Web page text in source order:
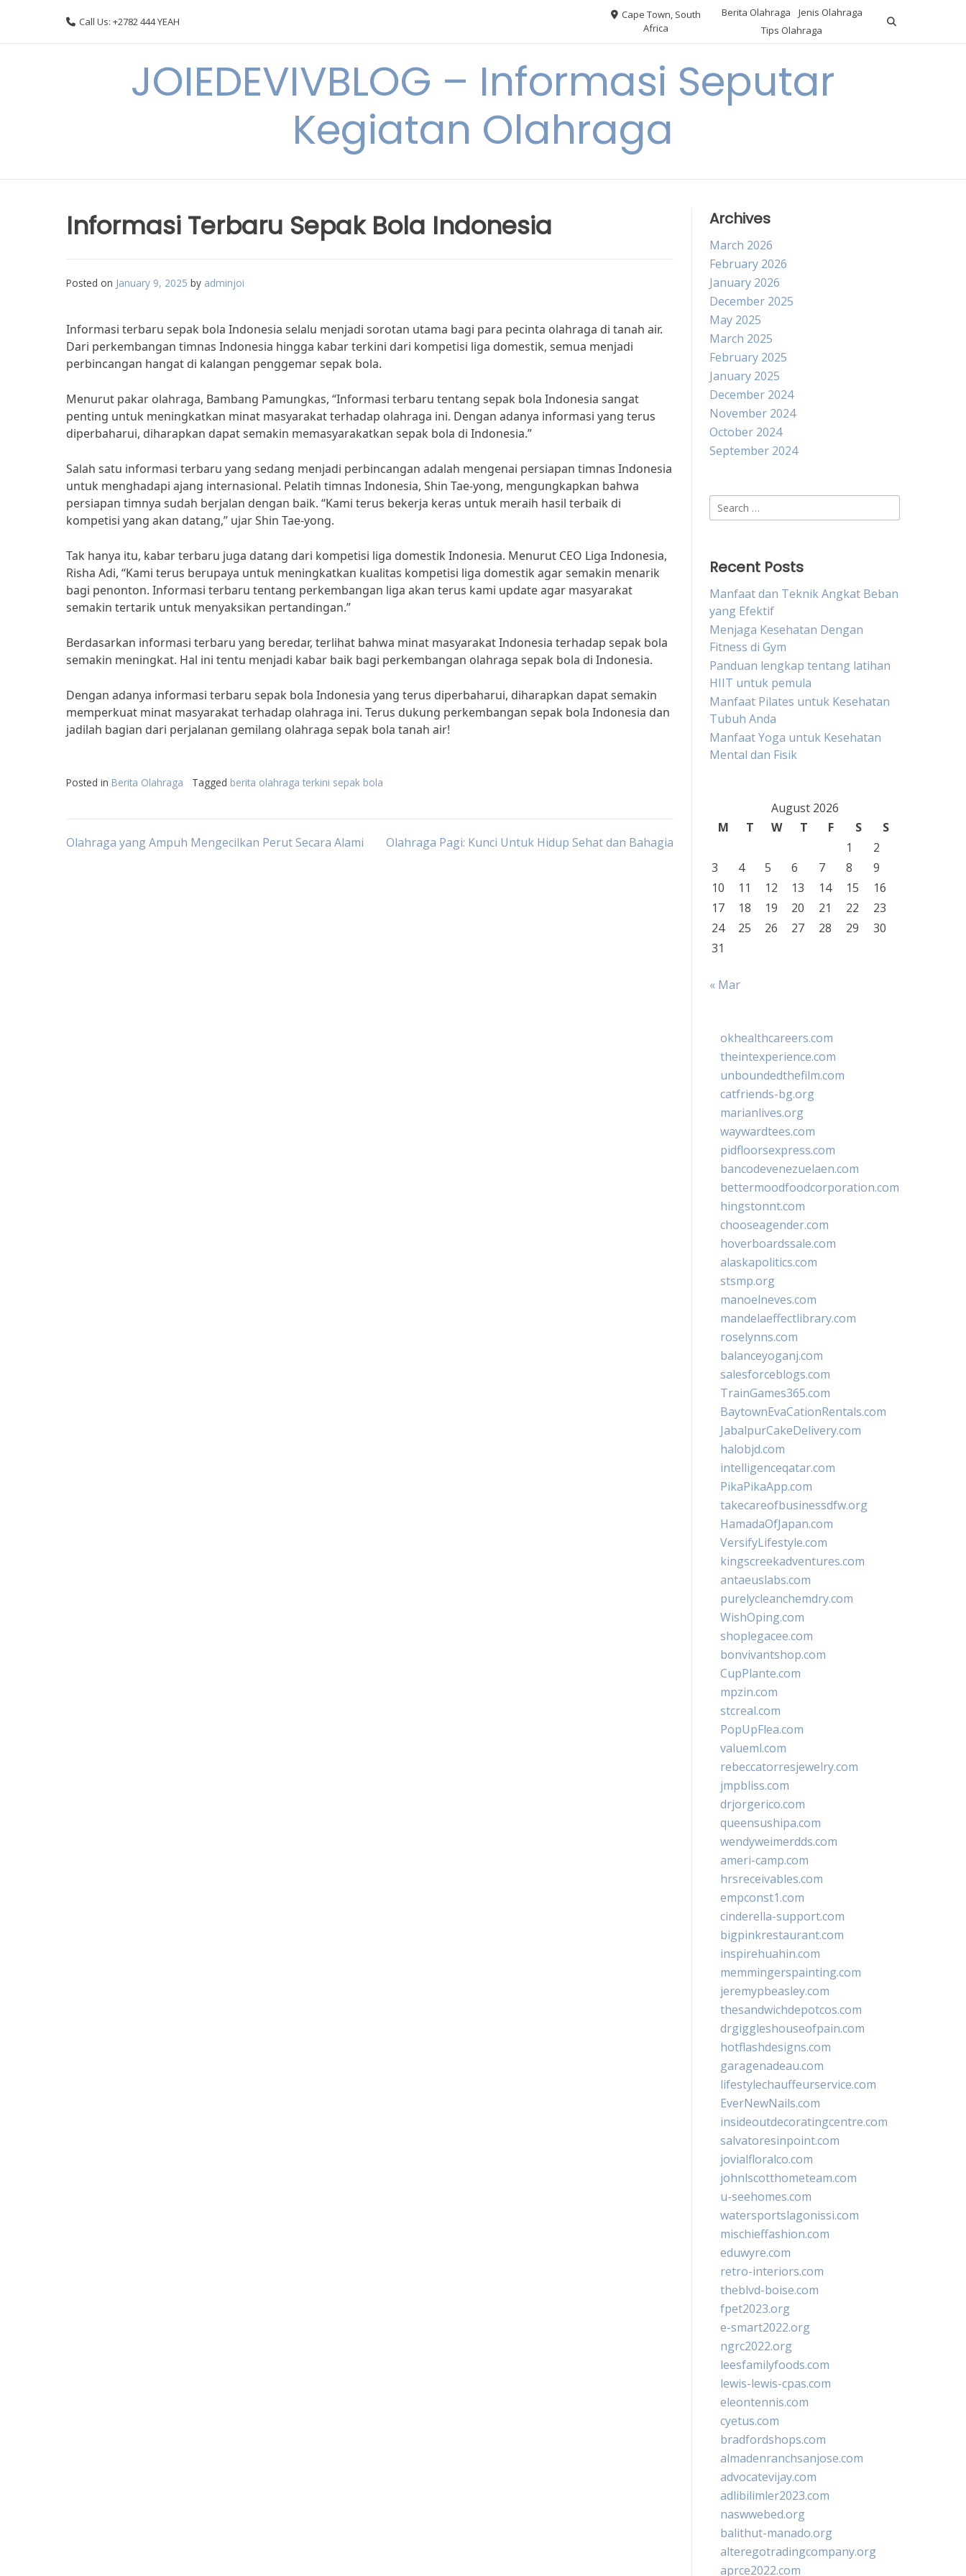
Call Us: +2782 444 YEAH
Cape Town, South
Africa
Berita Olahraga
Jenis Olahraga
Tips Olahraga
JOIEDEVIVBLOG – Informasi Seputar
Kegiatan Olahraga
Informasi Terbaru Sepak Bola Indonesia
Posted on January 9, 2025 by adminjoi
Informasi terbaru sepak bola Indonesia selalu menjadi sorotan utama bagi para pecinta olahraga di tanah air.
Dari perkembangan timnas Indonesia hingga kabar terkini dari kompetisi liga domestik, semua menjadi
perbincangan hangat di kalangan penggemar sepak bola.
Menurut pakar olahraga, Bambang Pamungkas, “Informasi terbaru tentang sepak bola Indonesia sangat
penting untuk meningkatkan minat masyarakat terhadap olahraga ini. Dengan adanya informasi yang terus
diperbaharui, diharapkan dapat semakin memasyarakatkan sepak bola di Indonesia.”
Salah satu informasi terbaru yang sedang menjadi perbincangan adalah mengenai persiapan timnas Indonesia
untuk menghadapi ajang internasional. Pelatih timnas Indonesia, Shin Tae-yong, mengungkapkan bahwa
persiapan timnya sudah berjalan dengan baik. “Kami terus bekerja keras untuk meraih hasil terbaik di
kompetisi yang akan datang,” ujar Shin Tae-yong.
Tak hanya itu, kabar terbaru juga datang dari kompetisi liga domestik Indonesia. Menurut CEO Liga Indonesia,
Risha Adi, “Kami terus berupaya untuk meningkatkan kualitas kompetisi liga domestik agar semakin menarik
bagi penonton. Informasi terbaru tentang perkembangan liga akan terus kami update agar masyarakat
semakin tertarik untuk menyaksikan pertandingan.”
Berdasarkan informasi terbaru yang beredar, terlihat bahwa minat masyarakat Indonesia terhadap sepak bola
semakin meningkat. Hal ini tentu menjadi kabar baik bagi perkembangan olahraga sepak bola di Indonesia.
Dengan adanya informasi terbaru sepak bola Indonesia yang terus diperbaharui, diharapkan dapat semakin
memperkuat minat masyarakat terhadap olahraga ini. Terus dukung perkembangan sepak bola Indonesia dan
jadilah bagian dari perjalanan gemilang olahraga sepak bola tanah air!
Posted in Berita Olahraga Tagged berita olahraga terkini sepak bola
Post
Olahraga yang Ampuh Mengecilkan Perut Secara Alami Olahraga Pagi: Kunci Untuk Hidup Sehat dan Bahagia
Archives
March 2026
February 2026
January 2026
December 2025
May 2025
March 2025
February 2025
January 2025
December 2024
November 2024
October 2024
September 2024
Search
for:
Recent Posts
Manfaat dan Teknik Angkat Beban
yang Efektif
Menjaga Kesehatan Dengan
Fitness di Gym
Panduan lengkap tentang latihan
HIIT untuk pemula
Manfaat Pilates untuk Kesehatan
Tubuh Anda
Manfaat Yoga untuk Kesehatan
Mental dan Fisik
August 2026
M
T W T F S
S
1
2
3
4 5 6 7 8
9
10
11 12 13 14 15
16
17
18 19 20 21 22
23
24
25 26 27 28 29
30
31
« Mar
okhealthcareers.com
theintexperience.com
unboundedthefilm.com
catfriends-bg.org
marianlives.org
waywardtees.com
pidfloorsexpress.com
bancodevenezuelaen.com
bettermoodfoodcorporation.com
hingstonnt.com
chooseagender.com
hoverboardssale.com
alaskapolitics.com
stsmp.org
manoelneves.com
mandelaeffectlibrary.com
roselynns.com
balanceyoganj.com
salesforceblogs.com
TrainGames365.com
BaytownEvaCationRentals.com
JabalpurCakeDelivery.com
halobjd.com
intelligenceqatar.com
PikaPikaApp.com
takecareofbusinessdfw.org
HamadaOfJapan.com
VersifyLifestyle.com
kingscreekadventures.com
antaeuslabs.com
purelycleanchemdry.com
WishOping.com
shoplegacee.com
bonvivantshop.com
CupPlante.com
mpzin.com
stcreal.com
PopUpFlea.com
valueml.com
rebeccatorresjewelry.com
jmpbliss.com
drjorgerico.com
queensushipa.com
wendyweimerdds.com
ameri-camp.com
hrsreceivables.com
empconst1.com
cinderella-support.com
bigpinkrestaurant.com
inspirehuahin.com
memmingerspainting.com
jeremypbeasley.com
thesandwichdepotcos.com
drgiggleshouseofpain.com
hotflashdesigns.com
garagenadeau.com
lifestylechauffeurservice.com
EverNewNails.com
insideoutdecoratingcentre.com
salvatoresinpoint.com
jovialfloralco.com
johnlscotthometeam.com
u-seehomes.com
watersportslagonissi.com
mischieffashion.com
eduwyre.com
retro-interiors.com
theblvd-boise.com
fpet2023.org
e-smart2022.org
ngrc2022.org
leesfamilyfoods.com
lewis-lewis-cpas.com
eleontennis.com
cyetus.com
bradfordshops.com
almadenranchsanjose.com
advocatevijay.com
adlibilimler2023.com
naswwebed.org
balithut-manado.org
alteregotradingcompany.org
aprce2022.com